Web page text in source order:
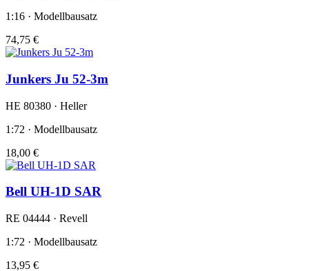
1:16 · Modellbausatz
74,75 €
Junkers Ju 52-3m
HE 80380 · Heller
1:72 · Modellbausatz
18,00 €
Bell UH-1D SAR
RE 04444 · Revell
1:72 · Modellbausatz
13,95 €